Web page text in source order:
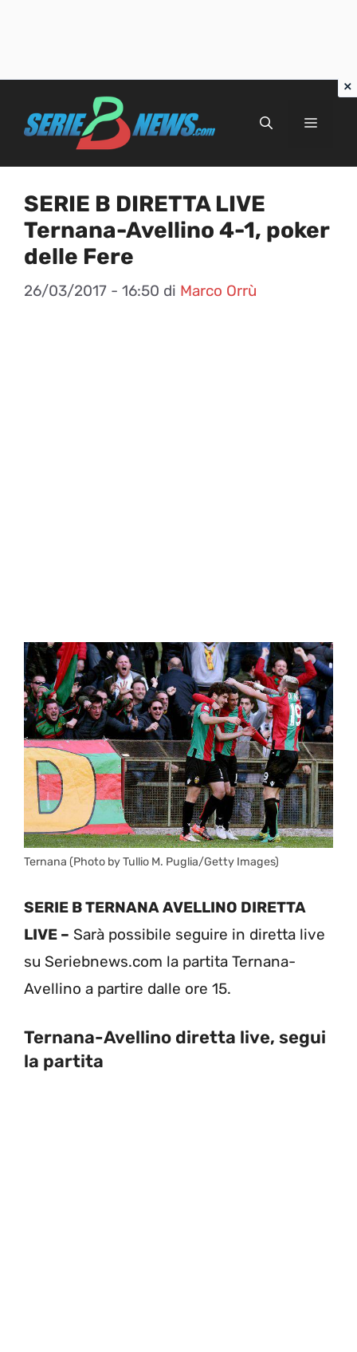
Menu
SERIE B DIRETTA LIVE
Ternana-Avellino 4-1, poker
delle Fere
26/03/2017 - 16:50 di Marco Orrù
Ternana (Photo by Tullio M. Puglia/Getty Images)
SERIE B TERNANA AVELLINO DIRETTA
LIVE – Sarà possibile seguire in diretta live
su Seriebnews.com la partita Ternana-
Avellino a partire dalle ore 15.
Ternana-Avellino diretta live, segui
la partita